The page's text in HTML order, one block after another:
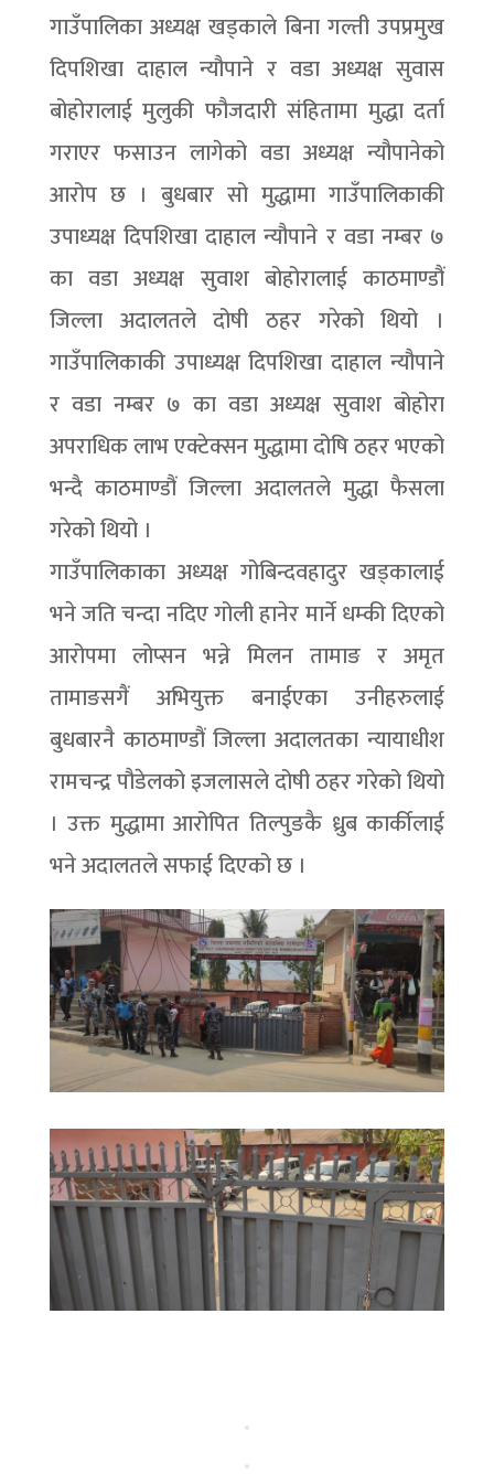
गाउँपालिका अध्यक्ष खड्काले बिना गल्ती उपप्रमुख
दिपशिखा दाहाल न्यौपाने र वडा अध्यक्ष सुवास
बोहोरालाई मुलुकी फौजदारी संहितामा मुद्धा दर्ता
गराएर फसाउन लागेको वडा अध्यक्ष न्यौपानेको
आरोप छ । बुधबार सो मुद्धामा गाउँपालिकाकी
उपाध्यक्ष दिपशिखा दाहाल न्यौपाने र वडा नम्बर ७
का वडा अध्यक्ष सुवाश बोहोरालाई काठमाण्डौं
जिल्ला अदालतले दोषी ठहर गरेको थियो ।
गाउँपालिकाकी उपाध्यक्ष दिपशिखा दाहाल न्यौपाने
र वडा नम्बर ७ का वडा अध्यक्ष सुवाश बोहोरा
अपराधिक लाभ एक्टेक्सन मुद्धामा दोषि ठहर भएको
भन्दै काठमाण्डौं जिल्ला अदालतले मुद्धा फैसला
गरेको थियो ।
गाउँपालिकाका अध्यक्ष गोबिन्दवहादुर खड्कालाई
भने जति चन्दा नदिए गोली हानेर मार्ने धम्की दिएको
आरोपमा लोप्सन भन्ने मिलन तामाङ र अमृत
तामाङसगैं अभियुक्त बनाईएका उनीहरुलाई
बुधबारनै काठमाण्डौं जिल्ला अदालतका न्यायाधीश
रामचन्द्र पौडेलको इजलासले दोषी ठहर गरेको थियो
। उक्त मुद्धामा आरोपित तिल्पुङकै ध्रुब कार्कीलाई
भने अदालतले सफाई दिएको छ ।